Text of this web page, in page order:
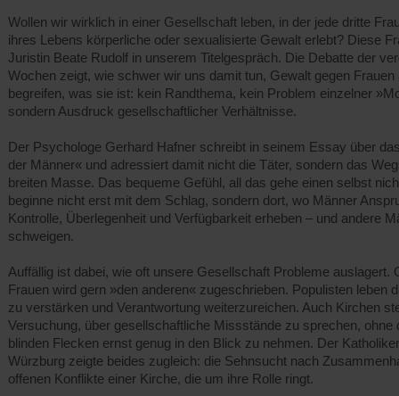
Wollen wir wirklich in einer Gesellschaft leben, in der jede dritte
ihres Lebens körperliche oder sexualisierte Gewalt erlebt? Diese
Juristin Beate Rudolf in unserem Titelgespräch. Die Debatte der
Wochen zeigt, wie schwer wir uns damit tun, Gewalt gegen Frauen
begreifen, was sie ist: kein Randthema, kein Problem einzelner
sondern Ausdruck gesellschaftlicher Verhältnisse.
Der Psychologe Gerhard Hafner schreibt in seinem Essay über
der Männer« und adressiert damit nicht die Täter, sondern das
breiten Masse. Das bequeme Gefühl, all das gehe einen selbst
beginne nicht erst mit dem Schlag, sondern dort, wo Männer
Kontrolle, Überlegenheit und Verfügbarkeit erheben – und andere
schweigen.
Auffällig ist dabei, wie oft unsere Gesellschaft Probleme auslagert.
Frauen wird gern »den anderen« zugeschrieben. Populisten leben
zu verstärken und Verantwortung weiterzureichen. Auch Kirchen
Versuchung, über gesellschaftliche Missstände zu sprechen, ohne
blinden Flecken ernst genug in den Blick zu nehmen. Der
Würzburg zeigte beides zugleich: die Sehnsucht nach
offenen Konflikte einer Kirche, die um ihre Rolle ringt.